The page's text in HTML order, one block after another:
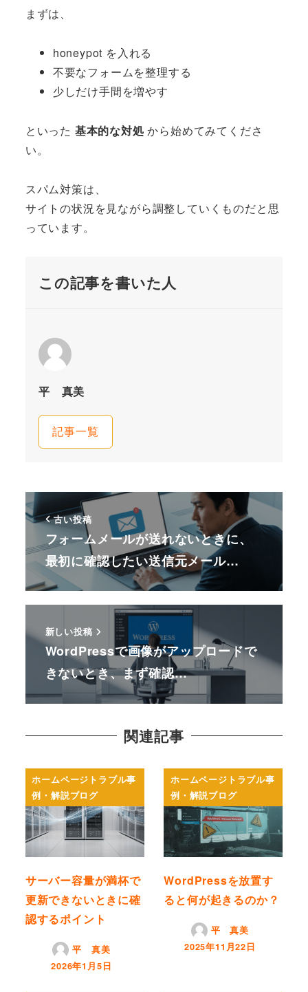
まずは、
honeypot を入れる
不要なフォームを整理する
少しだけ手間を増やす
といった 基本的な対処 から始めてみてくださ
い。
スパム対策は、
サイトの状況を見ながら調整していくものだと思
っています。
この記事を書いた人
平 真美
記事一覧
古い投稿
フォームメールが送れないときに、
最初に確認したい送信元メール…
新しい投稿
WordPressで画像がアップロードで
きないとき、まず確認…
関連記事
ホームページトラブル事
例・解説ブログ
サーバー容量が満杯で
更新できないときに確
認するポイント
平 真美
2026年1月5日
ホームページトラブル事
例・解説ブログ
WordPressを放置す
ると何が起きるのか？
平 真美
2025年11月22日